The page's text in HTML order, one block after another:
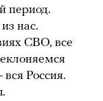
период.
нас.
СВО, все
Россия.